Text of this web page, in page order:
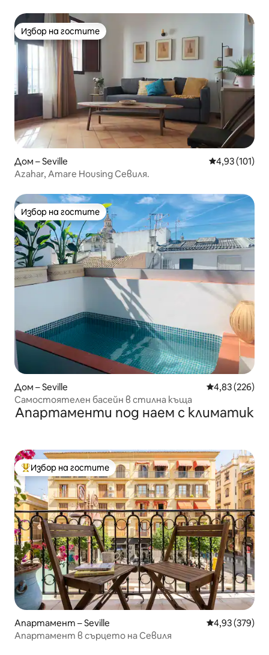
Избор на гостите
Избор на гостите
Дом – Seville Средна
4,93 (101)
Azahar, Amare Housing Севиля.
Избор на гостите
Избор на гостите
Дом – Seville Средна
4,83 (226)
Самостоятелен басейн в стилна къща
Апартаменти под наем с климатик
Най-популярен избор на гостите
Избор на гостите
Апартамент – Seville Средна
4,93 (379)
Апартамент в сърцето на Севиля